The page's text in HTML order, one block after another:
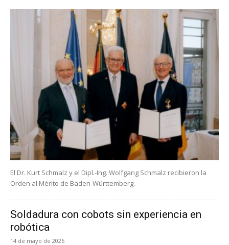
El Dr. Kurt Schmalz y el Dipl.-Ing. Wolfgang Schmalz recibieron la
Orden al Mérito de Baden-Württemberg.
Soldadura con cobots sin experiencia en
robótica
14 de mayo de 2026